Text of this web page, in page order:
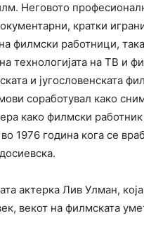
Неговото
кратки
филмски работници,
технологијата на ТВ и
и југословенската
соработувал како
како филмски
1976 година кога се
актерка Лив Улман,
векот на филмската